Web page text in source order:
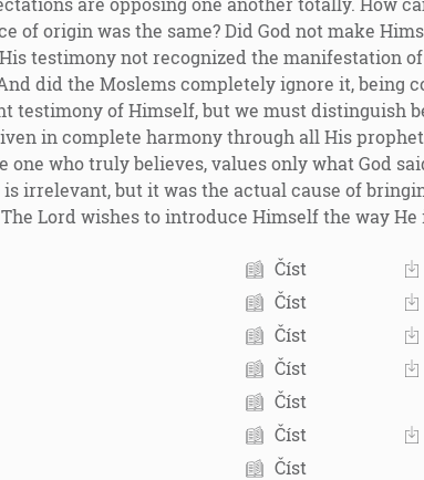
of origin was the same? Did God not make
testimony not recognized the manifestation
did the Moslems completely ignore it, being
testimony of Himself, but we must distinguish
in complete harmony through all His
one who truly believes, values only what God
is irrelevant, but it was the actual cause of
Lord wishes to introduce Himself the way He
Číst
Číst
Číst
Číst
Číst
Číst
Číst